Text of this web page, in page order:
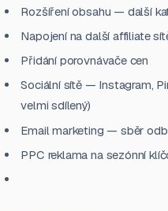
Rozšíření obsahu — další
Napojení na další affiliate
Přidání porovnávače cen
Sociální sítě — Instagram,
velmi sdílený)
Email marketing — sběr
PPC reklama na sezónní